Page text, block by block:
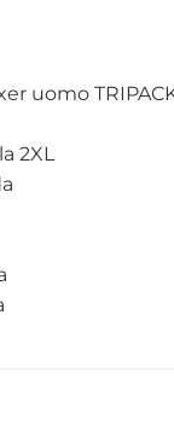
uomo
2XL